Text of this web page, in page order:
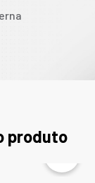
produto